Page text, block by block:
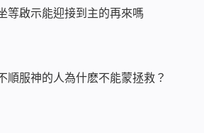
等啟示能迎接到主的再來嗎
順服神的人為什麽不能蒙拯救？